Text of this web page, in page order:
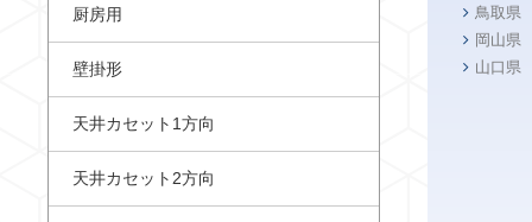
鳥取県
岡山県
山口県
厨房用
壁掛形
天井カセット1方向
天井カセット2方向